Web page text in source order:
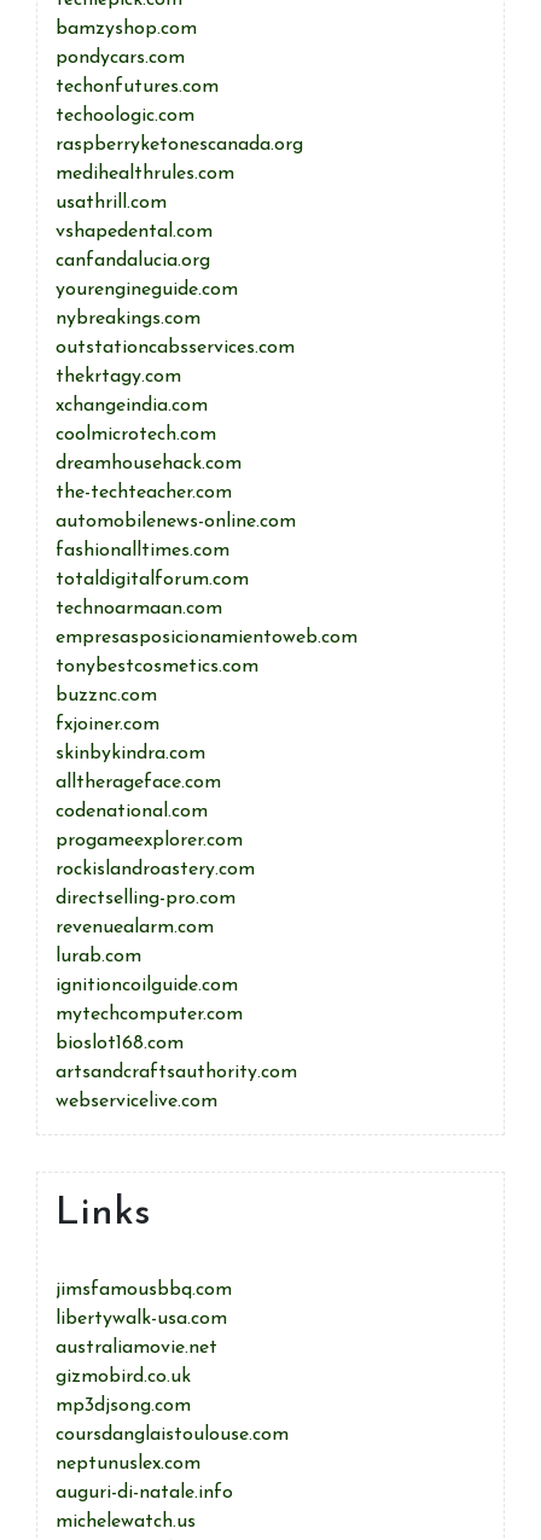
bamzyshop.com
pondycars.com
techonfutures.com
techoologic.com
raspberryketonescanada.org
medihealthrules.com
usathrill.com
vshapedental.com
canfandalucia.org
yourengineguide.com
nybreakings.com
outstationcabsservices.com
thekrtagy.com
xchangeindia.com
coolmicrotech.com
dreamhousehack.com
the-techteacher.com
automobilenews-online.com
fashionalltimes.com
totaldigitalforum.com
technoarmaan.com
empresasposicionamientoweb.com
tonybestcosmetics.com
buzznc.com
fxjoiner.com
skinbykindra.com
alltherageface.com
codenational.com
progameexplorer.com
rockislandroastery.com
directselling-pro.com
revenuealarm.com
lurab.com
ignitioncoilguide.com
mytechcomputer.com
bioslot168.com
artsandcraftsauthority.com
webservicelive.com
Links
jimsfamousbbq.com
libertywalk-usa.com
australiamovie.net
gizmobird.co.uk
mp3djsong.com
coursdanglaistoulouse.com
neptunuslex.com
auguri-di-natale.info
michelewatch.us